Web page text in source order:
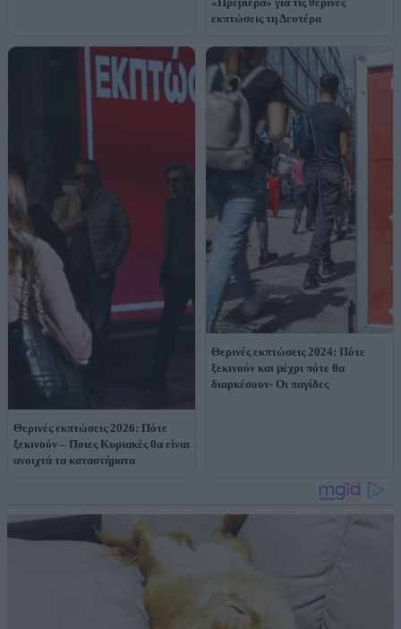
εκπτώσεις τη Δευτέρα
Θερινές εκπτώσεις 2026: Πότε
ξεκινούν – Ποιες Κυριακές θα είναι
ανοιχτά τα καταστήματα
Θερινές εκπτώσεις 2024: Πότε
ξεκινούν και μέχρι πότε θα
διαρκέσουν- Οι παγίδες